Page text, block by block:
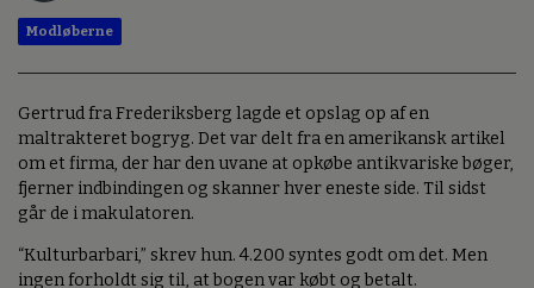
Modløberne
Gertrud fra Frederiksberg lagde et opslag op af en
maltrakteret bogryg. Det var delt fra en amerikansk artikel
om et firma, der har den uvane at opkøbe antikvariske bøger,
fjerner indbindingen og skanner hver eneste side. Til sidst
går de i makulatoren.
“Kulturbarbari,” skrev hun. 4.200 syntes godt om det. Men
ingen forholdt sig til, at bogen var købt og betalt.